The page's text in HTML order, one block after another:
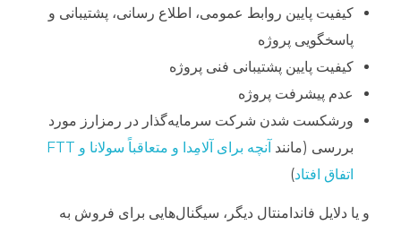
کیفیت پایین روابط عمومی، اطلاع رسانی، پشتیبانی و
پاسخگویی پروژه
کیفیت پایین پشتیبانی فنی پروژه
عدم پیشرفت پروژه
ورشکست شدن شرکت سرمایه‌گذار در رمزارز مورد
بررسی (مانند
آنچه برای آلامِدا و متعاقباً سولانا و FTT
اتفاق افتاد)
و یا دلایل فاندامنتال دیگر، سیگنال‌هایی برای فروش به